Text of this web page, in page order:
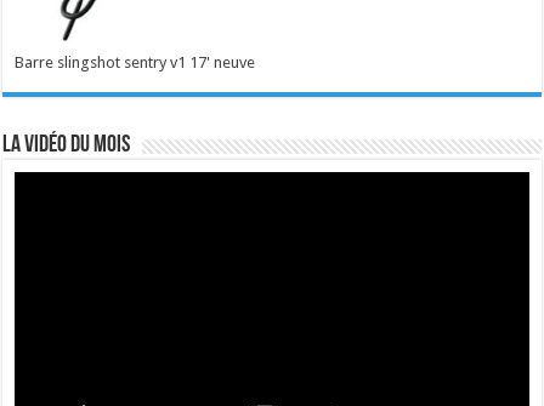
Barre slingshot sentry v1 17' neuve
La vidéo du mois